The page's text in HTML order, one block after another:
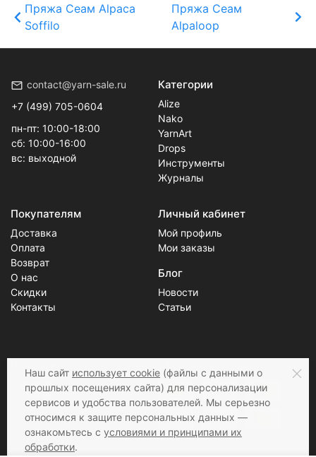
Пряжа Сеам Alpaca
Soffilo
Пряжа Сеам
Alpaloop
contact@yarn-sale.ru
+7 (499) 705-0604
пн-пт: 10:00-18:00
сб: 10:00-16:00
вс: выходной
Категории
Alize
Nako
YarnArt
Drops
Инструменты
Журналы
Покупателям
Доставка
Оплата
Возврат
О нас
Скидки
Контакты
Личный кабинет
Мой профиль
Мои заказы
Блог
Новости
Статьи
Наш сайт использует cookie (файлы с данными о
прошлых посещениях сайта) для персонализации
сервисов и удобства пользователей. Мы серьезно
относимся к защите персональных данных —
ознакомьтесь с условиями и принципами их
обработки.